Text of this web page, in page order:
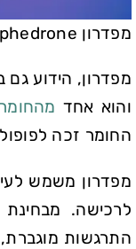
מפדרון Mephedrone
והוא אחד
החומר זכה
מפדרון משמש
לרכישה. מבחינת
התרגשות מוגברת,